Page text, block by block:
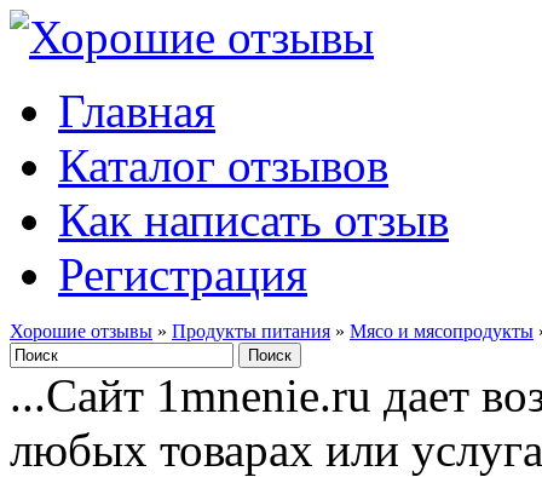
Главная
Каталог отзывов
Как написать отзыв
Регистрация
Хорошие отзывы » Продукты питания » Мясо и мясопродукты
...Сайт 1mnenie.ru дает
любых товарах или